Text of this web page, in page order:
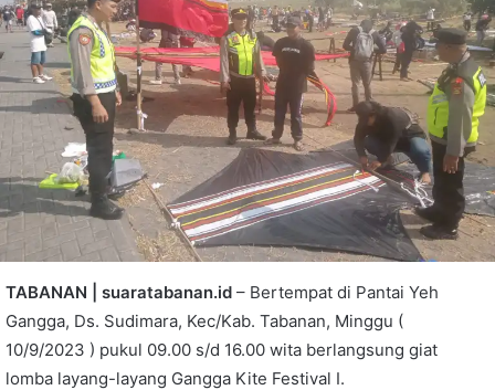
TABANAN | suaratabanan.id – Bertempat di Pantai Yeh
Gangga, Ds. Sudimara, Kec/Kab. Tabanan, Minggu (
10/9/2023 ) pukul 09.00 s/d 16.00 wita berlangsung giat
lomba layang-layang Gangga Kite Festival I.